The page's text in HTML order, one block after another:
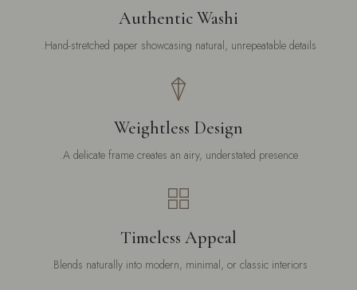
Authentic Washi
Hand-stretched paper showcasing natural, unrepeatable details.
Weightless Design
A delicate frame creates an airy, understated presence.
Timeless Appeal
Blends naturally into modern, minimal, or classic interiors.